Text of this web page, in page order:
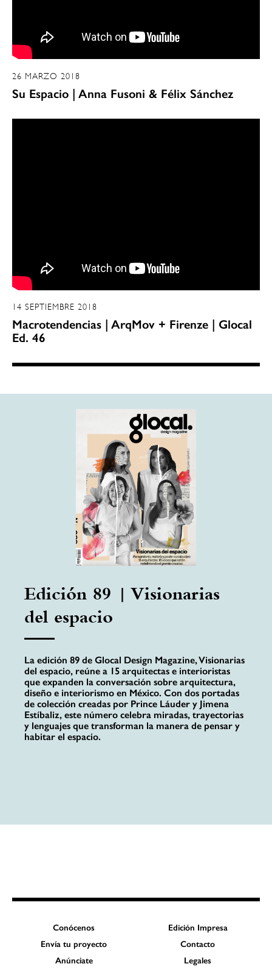
26 MARZO 2018
Su Espacio | Anna Fusoni & Félix Sánchez
14 SEPTIEMBRE 2018
Macrotendencias | ArqMov + Firenze | Glocal
Ed. 46
Edición 89 | Visionarias
del espacio
La edición 89 de Glocal Design Magazine, Visionarias
del espacio, reúne a 15 arquitectas e interioristas
que expanden la conversación sobre arquitectura,
diseño e interiorismo en México. Con dos portadas
de colección creadas por Prince Láuder y Jimena
Estíbaliz, este número celebra miradas, trayectorias
y lenguajes que transforman la manera de pensar y
habitar el espacio.
Conócenos
Edición Impresa
Envía tu proyecto
Contacto
Anúnciate
Legales